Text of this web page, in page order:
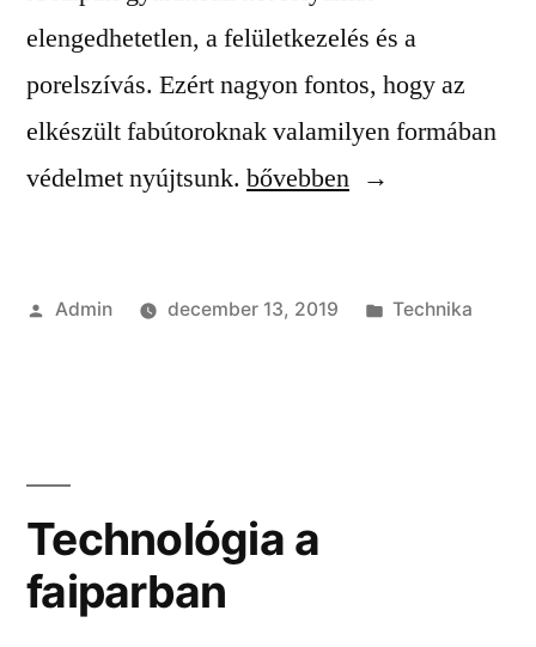
elengedhetetlen, a felületkezelés és a
porelszívás. Ezért nagyon fontos, hogy az
elkészült fabútoroknak valamilyen formában
védelmet nyújtsunk. “Elengedhetetlen
bővebben
Szerző:
Admin december 13, 2019 Kategória:
Technika
Technológia a
faiparban